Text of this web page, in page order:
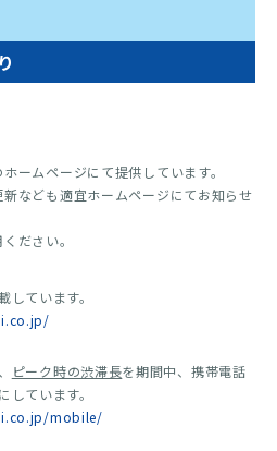
路のご案内
へは布施畑JCTからもご利用いただけます
ームページにて提供しています。
なども適宜ホームページにてお知らせ
ださい。
しています。
ピーク時の渋滞長を期間中、携帯電話
しています。
mobile/